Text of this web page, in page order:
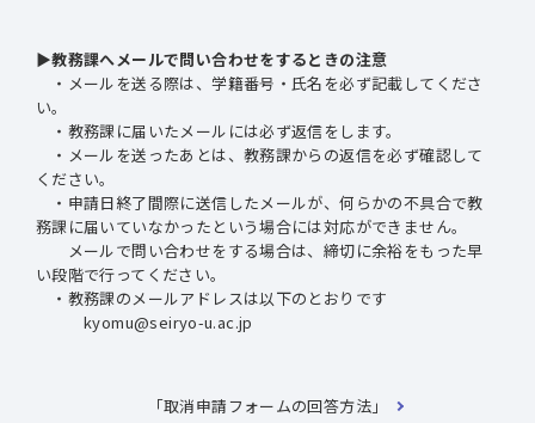
▶教務課へメールで問い合わせをするときの注意
・メールを送る際は、学籍番号・氏名を必ず記載してくださ
い。
・教務課に届いたメールには必ず返信をします。
・メールを送ったあとは、教務課からの返信を必ず確認して
ください。
・申請日終了間際に送信したメールが、何らかの不具合で教
務課に届いていなかったという場合には対応ができません。
メールで問い合わせをする場合は、締切に余裕をもった早
い段階で行ってください。
・教務課のメールアドレスは以下のとおりです
kyomu@seiryo-u.ac.jp
「取消申請フォームの回答方法」